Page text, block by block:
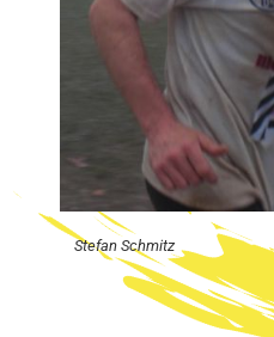
Stefan Schmitz